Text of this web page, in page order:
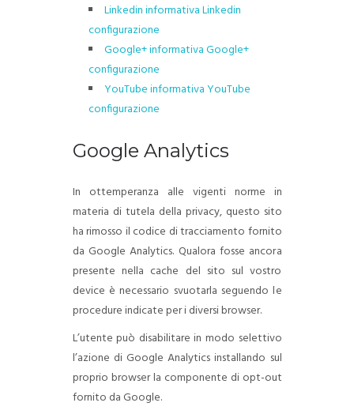
Linkedin informativaLinkedin
configurazione
Google+ informativaGoogle+
configurazione
YouTube informativaYouTube
configurazione
Google Analytics
In ottemperanza alle vigenti norme in
materia di tutela della privacy, questo sito
ha rimosso il codice di tracciamento fornito
da Google Analytics. Qualora fosse ancora
presente nella cache del sito sul vostro
device è necessario svuotarla seguendo le
procedure indicate per i diversi browser.
L’utente può disabilitare in modo selettivo
l’azione di Google Analytics installando sul
proprio browser la componente di opt-out
fornito da Google.